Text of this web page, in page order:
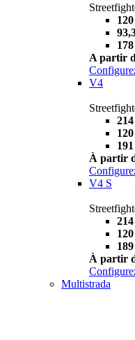
A partir
V4
À partir
V4 S
À partir
Multistrada